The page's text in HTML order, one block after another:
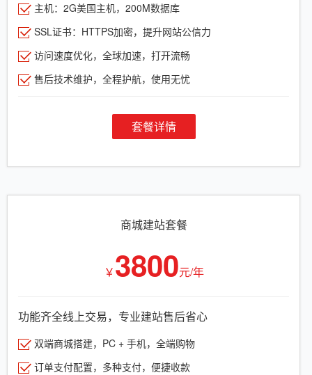
主机：2G美国主机，200M数据库
SSL证书：HTTPS加密，提升网站公信力
访问速度优化，全球加速，打开流畅
售后技术维护，全程护航，使用无忧
套餐详情
商城建站套餐
￥3800元/年
功能齐全线上交易，专业建站售后省心
双端商城搭建，PC + 手机，全端购物
订单支付配置，多种支付，便捷收款